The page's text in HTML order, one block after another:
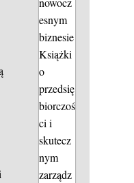
esnym
biznesie
Książki
o
przedsię
biorczoś
ci i
skutecz
nym
zarządz